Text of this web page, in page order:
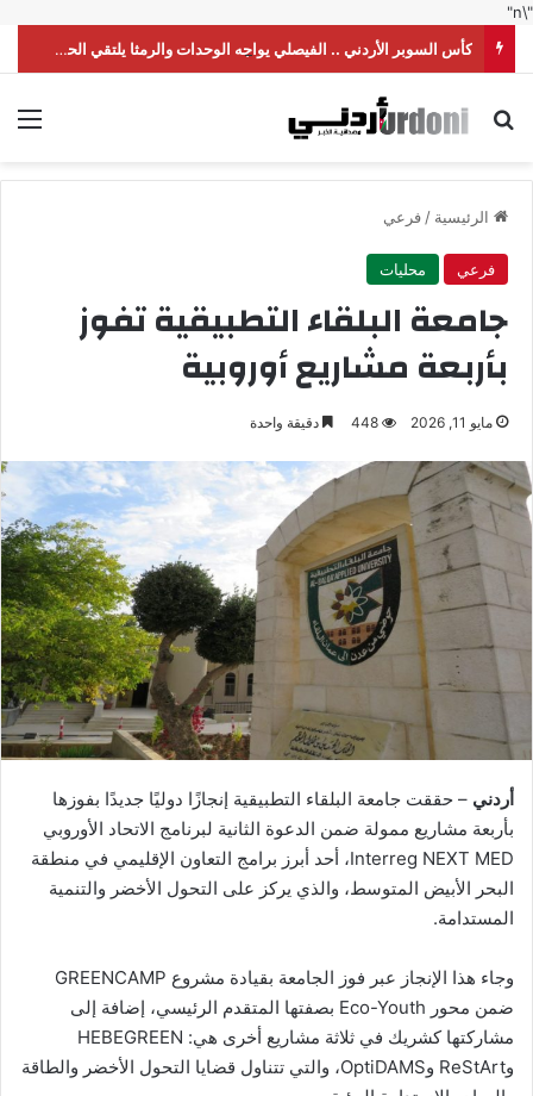
"\n"
كأس السوبر الأردني .. الفيصلي يواجه الوحدات والرمثا يلتقي الحسين
بحث عن
الرئيسية /فرعي
فرعي محليات
جامعة البلقاء التطبيقية تفوز
بأربعة مشاريع أوروبية
مايو 11, 2026 448 دقيقة واحدة
أردني – حققت جامعة البلقاء التطبيقية إنجازًا دوليًا جديدًا بفوزها
بأربعة مشاريع ممولة ضمن الدعوة الثانية لبرنامج الاتحاد الأوروبي
Interreg NEXT MED، أحد أبرز برامج التعاون الإقليمي في منطقة
البحر الأبيض المتوسط، والذي يركز على التحول الأخضر والتنمية
المستدامة.
وجاء هذا الإنجاز عبر فوز الجامعة بقيادة مشروع GREENCAMP
ضمن محور Eco-Youth بصفتها المتقدم الرئيسي، إضافة إلى
مشاركتها كشريك في ثلاثة مشاريع أخرى هي: HEBEGREEN
وReStArt وOptiDAMS، والتي تتناول قضايا التحول الأخضر والطاقة